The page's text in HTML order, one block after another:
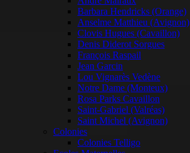
Barbara Hendricks (Orange)
Anselme Matthieu (Avignon)
Clovis Hugues (Cavaillon)
Denis Diderot Sorgues
François Raspail
Jean Garcin
Lou Vignarès Vedène
Notre Dame (Monteux)
Rosa Parks Cavaillon
Saint-Gabriel (Valréas)
Saint Michel (Avignon)
Colonies
Colonies Telligo